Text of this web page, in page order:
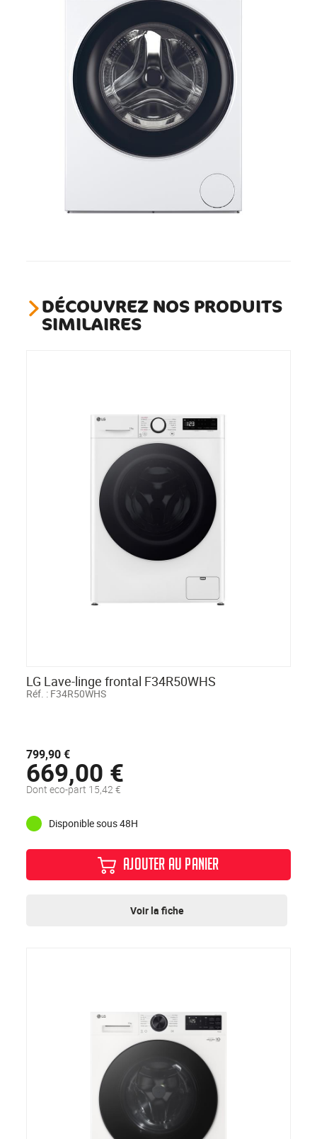
DÉCOUVREZ NOS PRODUITS
SIMILAIRES
LG Lave-linge frontal F34R50WHS
Réf. : F34R50WHS
799,90 €
669,00 €
Dont eco-part 15,42 €
Disponible sous 48H
AJOUTER AU PANIER
Voir la fiche